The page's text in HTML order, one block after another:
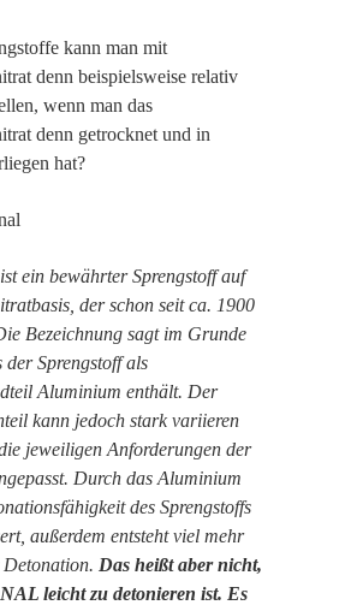
kann man mit
denn beispielsweise relativ
wenn man das
denn getrocknet und in
hat?
ein bewährter Sprengstoff auf
der schon seit ca. 1900
Bezeichnung sagt im Grunde
der Sprengstoff als
Aluminium enthält. Der
kann jedoch stark variieren
jeweiligen Anforderungen der
Durch das Aluminium
des Sprengstoffs
außerdem entsteht viel mehr
Das heißt aber nicht,
leicht zu detonieren ist. Es